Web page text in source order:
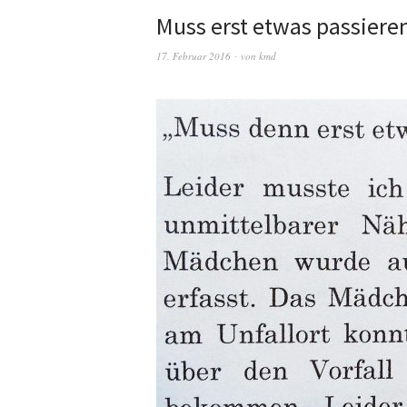
Muss erst etwas
17. Februar 2016 von kmd